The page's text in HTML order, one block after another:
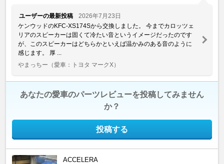
ユーザーの最新投稿
2026年7月23日
ケンウッドのKFC-XS174Sから交換しました。 今までカロッツェ
リアのスピーカーは固くて冷たい音というイメージだったのです
が、このスピーカーはどちらかといえば温かみのある音のように
感じます。 厚 ...
やまっちー （愛車：トヨタ マークX）
あなたの愛車のパーツレビューを投稿してみません
か？
投稿する
ACCELERA